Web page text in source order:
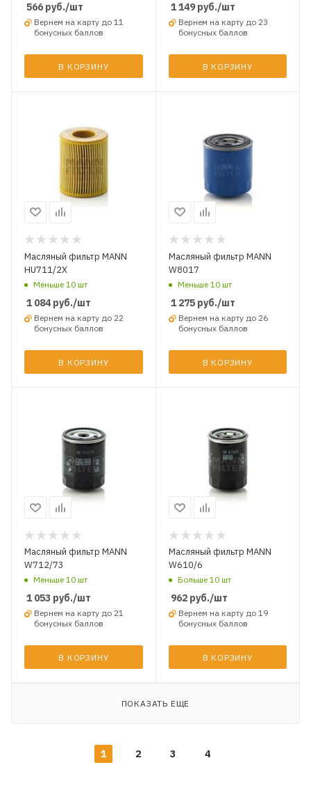
566 руб./шт
Вернем на карту до 11
бонусных баллов
В КОРЗИНУ
1 149руб./шт
Вернем на карту до 23
бонусных баллов
В КОРЗИНУ
Масляный фильтр MANN
HU711/2X
Меньше 10 шт
1 084 руб./шт
Вернем на карту до 22
бонусных баллов
В КОРЗИНУ
Масляный фильтр MANN
W8017
Меньше 10 шт
1 275руб./шт
Вернем на карту до 26
бонусных баллов
В КОРЗИНУ
Масляный фильтр MANN
W712/73
Меньше 10 шт
1 053 руб./шт
Вернем на карту до 21
бонусных баллов
В КОРЗИНУ
Масляный фильтр MANN
W610/6
Больше 10 шт
962руб./шт
Вернем на карту до 19
бонусных баллов
В КОРЗИНУ
ПОКАЗАТЬ ЕЩЕ
1 2 3 4